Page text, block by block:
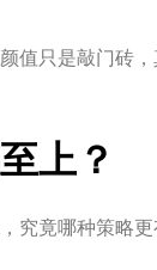
值只是敲门砖
上？
究竟哪种策略